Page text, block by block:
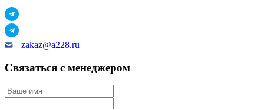
zakaz@a228.ru
Связаться с менеджером